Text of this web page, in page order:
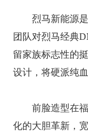
烈马新能源
团队对烈马经典
留家族标志性的
设计，将硬派纯
前脸造型在
化的大胆革新，